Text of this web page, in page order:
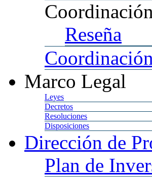
Coordinación
Reseña
Coordinación
Marco Legal
Leyes
Decretos
Resoluciones
Disposiciones
Dirección de
Plan de